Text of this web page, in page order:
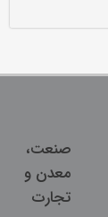
صنعت،
معدن و
تجارت